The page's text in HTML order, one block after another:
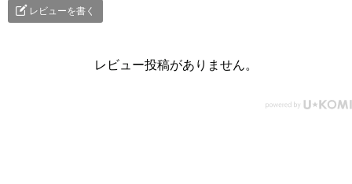
レビューを書く
レビュー投稿がありません。